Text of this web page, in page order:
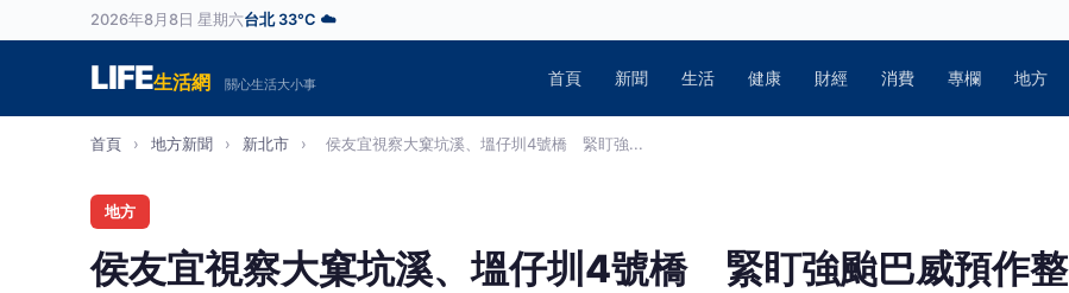
2026年8月8日 星期六台北 33°C ☁️
LIFE生活網 關心生活大小事 首頁 新聞 生活 健康 財經 消費 專欄 地方
首頁 › 地方新聞 › 新北市 › 侯友宜視察大窠坑溪、塭仔圳4號橋 緊盯強...
地方
侯友宜視察大窠坑溪、塭仔圳4號橋 緊盯強颱巴威預作整